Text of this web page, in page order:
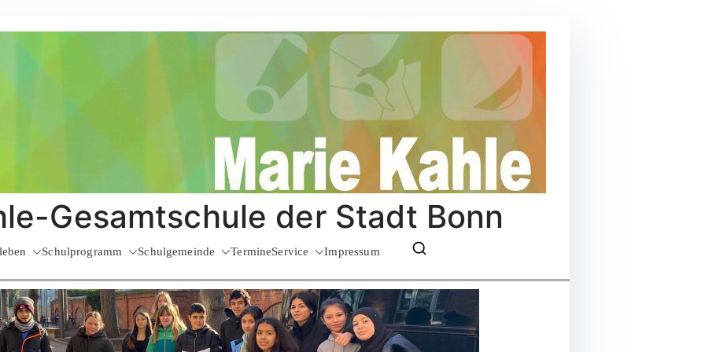
Gesamtschule der Stadt Bonn
Schulprogramm Schulgemeinde TermineService Impressum